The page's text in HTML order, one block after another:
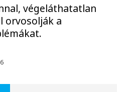
végeláthatatlan
orvosolják a